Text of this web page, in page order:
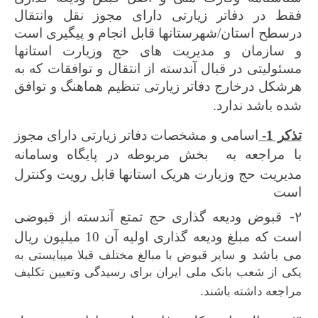
فقط در دفاتر زیارتی دارای مجوز نقل وانتقال
درسطح استان/شهرستانها قابل انجام و پیگیری است
و سازمان و مدیریت های حج وزیارت استانها
مسئولیتی در قبال آندسته از انتقال و توافقات که به
هرشکل درخارج دفاتر زیارتی تنظیم هماهنگ و توافق
شده باشد ندارد.
تذکر 1-
اسامی و مشخصات دفاتر زیارتی دارای مجوز
با مراجعه به
بخش مربوطه در پایگاه وسامانه
مدیریت حج وزیارت هریک استانها قابل رویت وکنترل
است
2-
قبوض ودیعه گذاری حج تمتع آندسته از قبوضی
است که مبلغ ودیعه گذاری اولیه آن 10 میلیون ریال
می باشد و سایر قبوض با مبالغ مختلف قبلا میبایستی به
یکی از شعب بانک ملی ایران برای رسیدگی وتعیین تکلیف
مراجعه داشته باشند.